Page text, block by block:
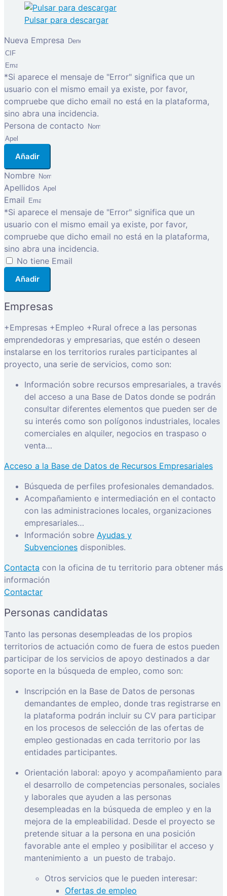
Pulsar para descargar
Nueva Empresa
*Si aparece el mensaje de "Error" significa que un
usuario con el mismo email ya existe, por favor,
compruebe que dicho email no está en la plataforma,
sino abra una incidencia.
Persona de contacto
Añadir
Nombre
Apellidos
Email
*Si aparece el mensaje de "Error" significa que un
usuario con el mismo email ya existe, por favor,
compruebe que dicho email no está en la plataforma,
sino abra una incidencia.
No tiene Email
Añadir
Empresas
+Empresas +Empleo +Rural ofrece a las personas
emprendedoras y empresarias, que estén o deseen
instalarse en los territorios rurales participantes al
proyecto, una serie de servicios, como son:
Información sobre recursos empresariales, a través
del acceso a una Base de Datos donde se podrán
consultar diferentes elementos que pueden ser de
su interés como son polígonos industriales, locales
comerciales en alquiler, negocios en traspaso o
venta…
Acceso a la Base de Datos de Recursos Empresariales
Búsqueda de perfiles profesionales demandados.
Acompañamiento e intermediación en el contacto
con las administraciones locales, organizaciones
empresariales…
Información sobre Ayudas y
Subvenciones disponibles.
Contacta con la oficina de tu territorio para obtener más
información
Contactar
Personas candidatas
Tanto las personas desempleadas de los propios
territorios de actuación como de fuera de estos pueden
participar de los servicios de apoyo destinados a dar
soporte en la búsqueda de empleo, como son:
Inscripción en la Base de Datos de personas
demandantes de empleo, donde tras registrarse en
la plataforma podrán incluir su CV para participar
en los procesos de selección de las ofertas de
empleo gestionadas en cada territorio por las
entidades participantes.
Orientación laboral: apoyo y acompañamiento para
el desarrollo de competencias personales, sociales
y laborales que ayuden a las personas
desempleadas en la búsqueda de empleo y en la
mejora de la empleabilidad. Desde el proyecto se
pretende situar a la persona en una posición
favorable ante el empleo y posibilitar el acceso y
mantenimiento a un puesto de trabajo.
Otros servicios que le pueden interesar:
Ofertas de empleo